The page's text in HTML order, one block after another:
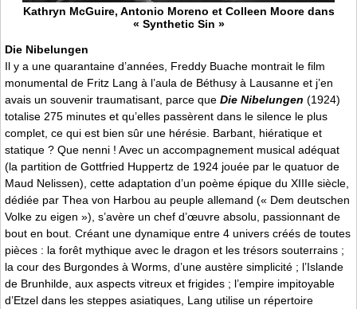
Kathryn McGuire, Antonio Moreno et Colleen Moore dans
« Synthetic Sin »
Die Nibelungen
Il y a une quarantaine d’années, Freddy Buache montrait le film
monumental de Fritz Lang à l’aula de Béthusy à Lausanne et j’en
avais un souvenir traumatisant, parce que Die Nibelungen (1924)
totalise 275 minutes et qu’elles passèrent dans le silence le plus
complet, ce qui est bien sûr une hérésie. Barbant, hiératique et
statique ? Que nenni ! Avec un accompagnement musical adéquat
(la partition de Gottfried Huppertz de 1924 jouée par le quatuor de
Maud Nelissen), cette adaptation d’un poème épique du XIIIe siècle,
dédiée par Thea von Harbou au peuple allemand (« Dem deutschen
Volke zu eigen »), s’avère un chef d’œuvre absolu, passionnant de
bout en bout. Créant une dynamique entre 4 univers créés de toutes
pièces : la forêt mythique avec le dragon et les trésors souterrains ;
la cour des Burgondes à Worms, d’une austère simplicité ; l’Islande
de Brunhilde, aux aspects vitreux et frigides ; l’empire impitoyable
d’Etzel dans les steppes asiatiques, Lang utilise un répertoire